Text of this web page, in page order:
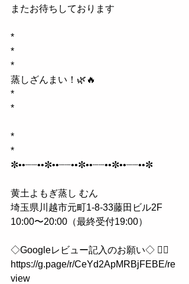
またお待ちしております
*
*
*
蒸しざんまい！🌿🔥
*
*
*
*
✼••┈┈••✼••┈┈••✼••┈┈••✼••┈┈••✼
黄土よもぎ蒸し むん
埼玉県川越市元町1-8-33藤田ビル2F
10:00〜20:00（最終受付19:00）
◇Googleレビュー記入のお願い◇ 🙇‍♀️
https://g.page/r/CeYd2ApMRBjFEBE/re
view